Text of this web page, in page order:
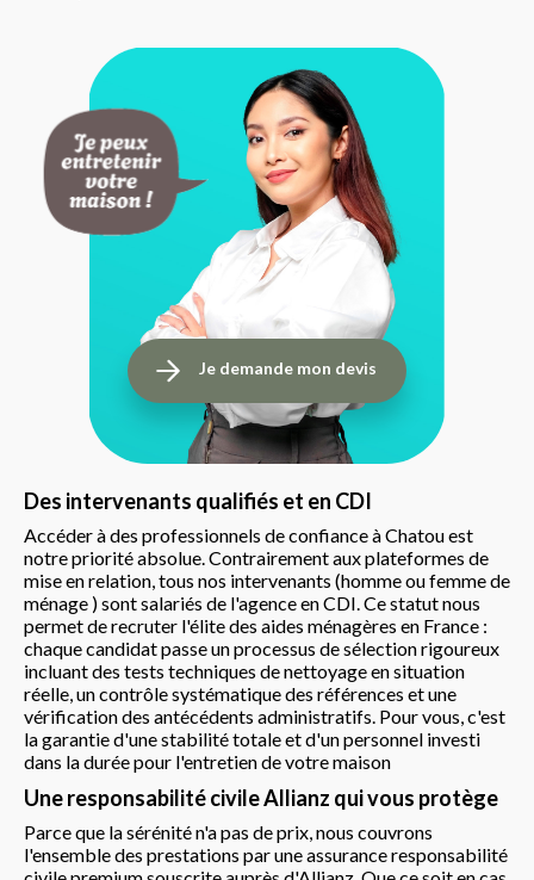
Je demande mon devis
Des intervenants qualifiés et en CDI
Accéder à des professionnels de confiance à Chatou est
notre priorité absolue. Contrairement aux plateformes de
mise en relation, tous nos intervenants (homme ou femme de
ménage ) sont salariés de l'agence en CDI. Ce statut nous
permet de recruter l'élite des aides ménagères en France :
chaque candidat passe un processus de sélection rigoureux
incluant des tests techniques de nettoyage en situation
réelle, un contrôle systématique des références et une
vérification des antécédents administratifs. Pour vous, c'est
la garantie d'une stabilité totale et d'un personnel investi
dans la durée pour l'entretien de votre maison
Une responsabilité civile Allianz qui vous protège
Parce que la sérénité n'a pas de prix, nous couvrons
l'ensemble des prestations par une assurance responsabilité